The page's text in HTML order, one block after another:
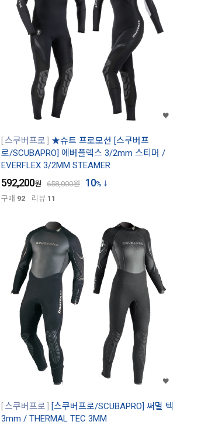
스쿠버프로
★슈트 프로모션 [스쿠버프
로/SCUBAPRO] 에버플렉스 3/2mm 스티머 /
EVERFLEX 3/2MM STEAMER
592,200원 658,000원 10%
구매 92 리뷰 11
스쿠버프로
[스쿠버프로/SCUBAPRO] 써멀 텍
3mm / THERMAL TEC 3MM